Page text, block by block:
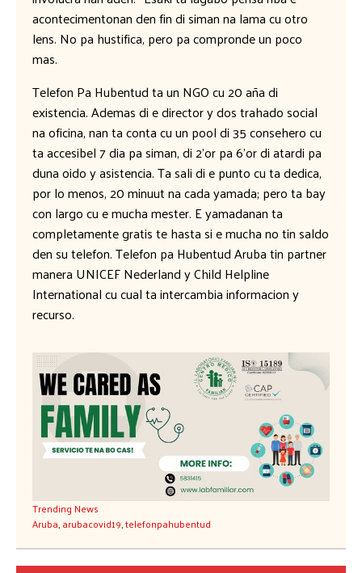
acontecimentonan den fin di siman na lama cu otro
lens. No pa hustifica, pero pa compronde un poco
mas.
Telefon Pa Hubentud ta un NGO cu 20 aña di
existencia. Ademas di e director y dos trahado social
na oficina, nan ta conta cu un pool di 35 consehero cu
ta accesibel 7 dia pa siman, di 2’or pa 6’or di atardi pa
duna oido y asistencia. Ta sali di e punto cu ta dedica,
por lo menos, 20 minuut na cada yamada; pero ta bay
con largo cu e mucha mester. E yamadanan ta
completamente gratis te hasta si e mucha no tin saldo
den su telefon. Telefon pa Hubentud Aruba tin partner
manera UNICEF Nederland y Child Helpline
International cu cual ta intercambia informacion y
recurso.
Trending News
Aruba,arubacovid19,telefonpahubentud